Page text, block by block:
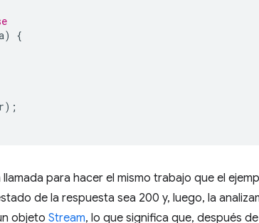
)
{
);
para hacer el mismo trabajo que el
de la respuesta sea 200 y, luego, la
objeto Stream, lo que significa que, después